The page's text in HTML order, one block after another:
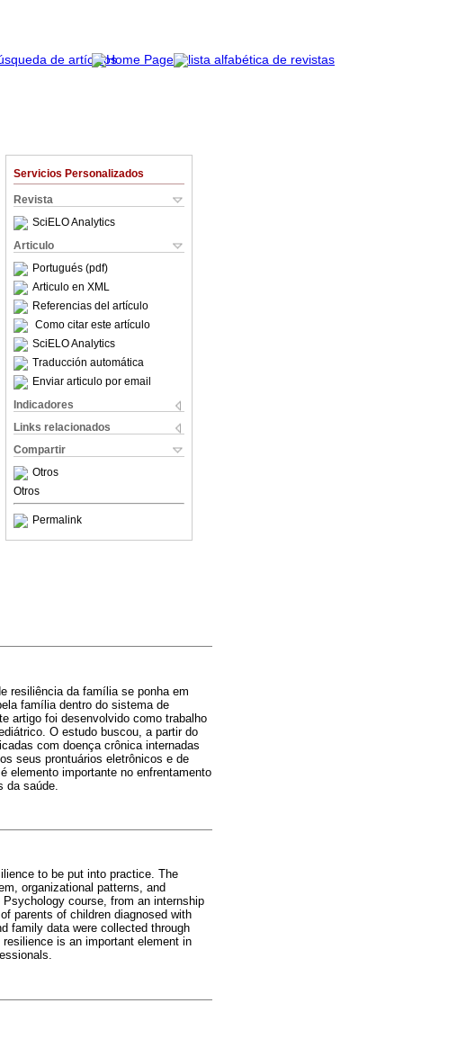
Servicios Personalizados
Revista
SciELO Analytics
Articulo
Portugués (pdf)
Articulo en XML
Referencias del artículo
Como citar este artículo
SciELO Analytics
Traducción automática
Enviar articulo por email
Indicadores
Links relacionados
Compartir
Otros
Otros
Permalink
resiliência da família se ponha em
família dentro do sistema de
artigo foi desenvolvido como trabalho
O estudo buscou, a partir do
com doença crônica internadas
seus prontuários eletrônicos e de
elemento importante no enfrentamento
da saúde.
to be put into practice. The
organizational patterns, and
course, from an internship
parents of children diagnosed with
family data were collected through
is an important element in